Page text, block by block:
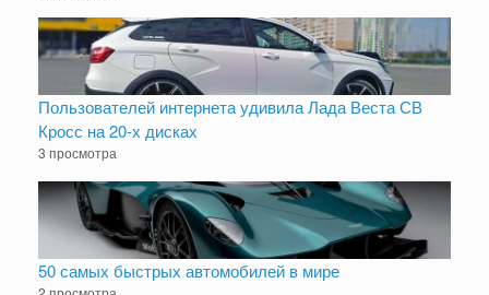
Пользователей интернета удивила Лада Веста СВ
Кросс на 20-х дисках
3 просмотра
50 самых быстрых автомобилей в мире